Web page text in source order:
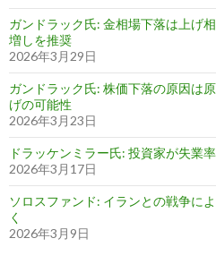
ガンドラック氏: 金相場下落は上げ
増しを推奨
2026年3月29日
ガンドラック氏: 株価下落の原因は
げの可能性
2026年3月23日
ドラッケンミラー氏: 投資家が失業
2026年3月17日
ソロスファンド: イランとの戦争に
く
2026年3月9日